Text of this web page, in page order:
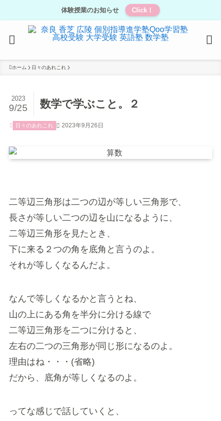
体験授業のお知らせ Click！
ホーム 日々のあれこれ
数学で学ぶこと。２
2023
9/25
日々のあれこれ 2023年9月26日
二等辺三角形は二つの辺が等しい三角形で、
長さが等しい二つの辺を山になるように、
二等辺三角形を見たとき、
下に来る２つの角を底角と言うのよ。
それが等しくなるんだよ。
なんで等しくなるかと言うとね、
山の上にある角を半分に分ける線で
二等辺三角形を二つに分けると、
左右の二つの三角形が同じ形になるのよ。
理由はね・・・(省略)
だから、底角が等しくなるのよ。
ってな感じで話していくと、